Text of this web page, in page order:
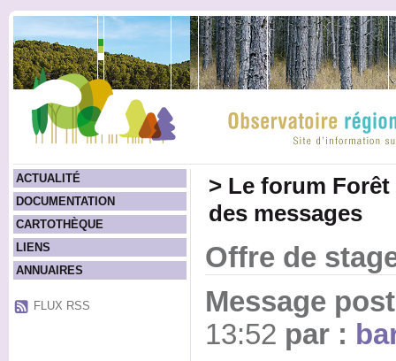
ACTUALITÉ
DOCUMENTATION
CARTOTHÈQUE
LIENS
ANNUAIRES
FLUX RSS
> Le forum
des messages
Offre de
Message
13:52 par :